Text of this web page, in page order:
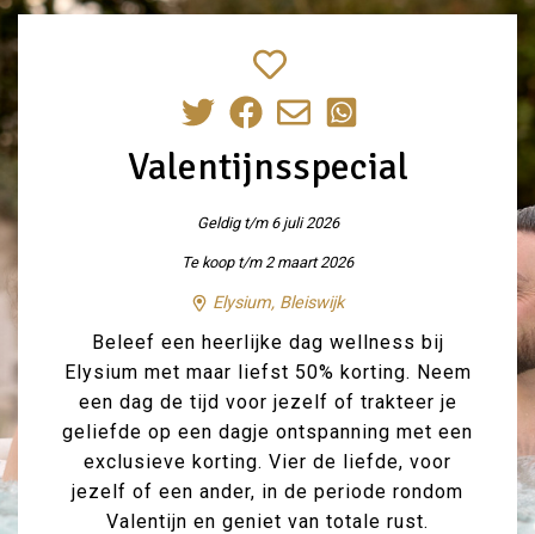
Valentijnsspecial
Geldig t/m 6 juli 2026
Te koop t/m 2 maart 2026
Elysium, Bleiswijk
Beleef een heerlijke dag wellness bij
Elysium met maar liefst 50% korting. Neem
een dag de tijd voor jezelf of trakteer je
geliefde op een dagje ontspanning met een
exclusieve korting. Vier de liefde, voor
jezelf of een ander, in de periode rondom
Valentijn en geniet van totale rust.